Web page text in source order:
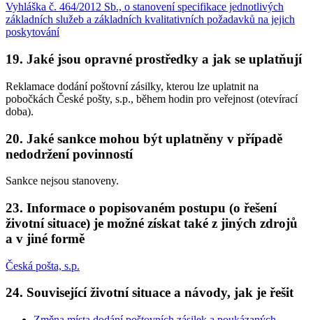
Vyhláška č. 464/2012 Sb., o stanovení specifikace jednotlivých
základních služeb a základních kvalitativních požadavků na jejich
poskytování
19. Jaké jsou opravné prostředky a jak se uplatňují
Reklamace dodání poštovní zásilky, kterou lze uplatnit na
pobočkách České pošty, s.p., během hodin pro veřejnost (otevírací
doba).
20. Jaké sankce mohou být uplatněny v případě
nedodržení povinností
Sankce nejsou stanoveny.
23. Informace o popisovaném postupu (o řešení
životní situace) je možné získat také z jiných zdrojů
a v jiné formě
Česká pošta, s.p.
24. Související životní situace a návody, jak je řešit